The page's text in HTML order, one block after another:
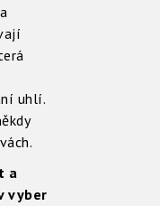
uhlí.
a
vyber